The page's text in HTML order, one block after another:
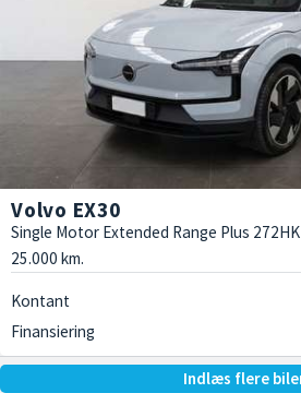
Volvo EX30
Single Motor Extended Range Plus
25.000 km.
Kontant
Finansiering
Indlæs flere